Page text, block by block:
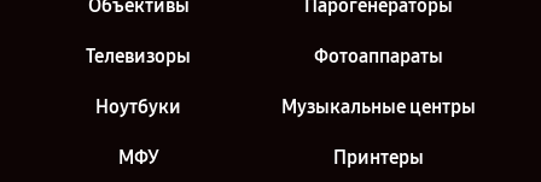
Объективы Парогенераторы
Телевизоры Фотоаппараты
Ноутбуки Музыкальные центры
МФУ Принтеры